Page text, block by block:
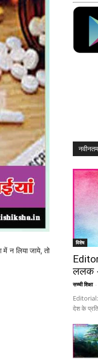
न लिया जाये, तो
नवीनतम
विशेष
ललक -
सच्ची शिक्षा -
Editorial:
देश के